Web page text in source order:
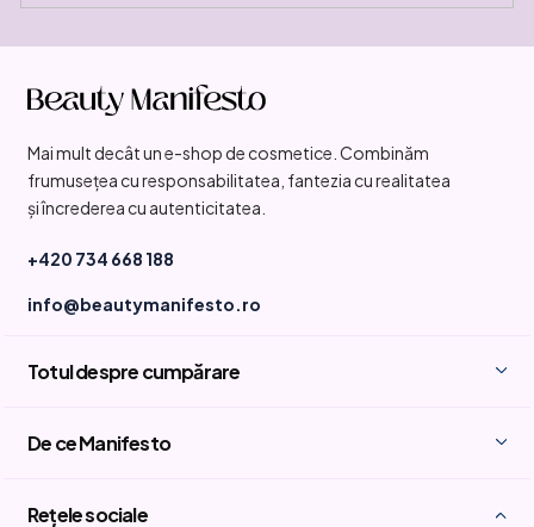
Mai mult decât un e-shop de cosmetice. Combinăm
frumusețea cu responsabilitatea, fantezia cu realitatea
și încrederea cu autenticitatea.
+420 734 668 188
info@beautymanifesto.ro
Totul despre cumpărare
De ce Manifesto
Rețele sociale